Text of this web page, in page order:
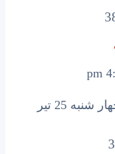
» چهار شنبه 25 تیر